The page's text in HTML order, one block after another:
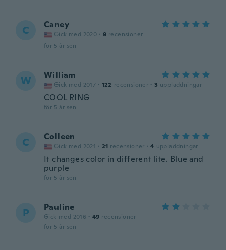
C Caney
Gick med 2020 · 9 recensioner
för 5 år sen
W William
Gick med 2017 · 122 recensioner · 3 uppladdningar
COOL RING
för 5 år sen
C Colleen
Gick med 2021 · 21 recensioner · 4 uppladdningar
It changes color in different lite. Blue and
purple
för 5 år sen
P Pauline
Gick med 2016 · 49 recensioner
för 5 år sen